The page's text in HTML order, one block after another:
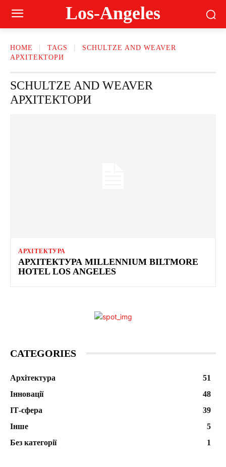
Los-Angeles
HOME TAGS
SCHULTZE AND WEAVER
АРХІТЕКТОРИ
SCHULTZE AND WEAVER
АРХІТЕКТОРИ
АРХІТЕКТУРА
АРХІТЕКТУРА MILLENNIUM BILTMORE
HOTEL LOS ANGELES
CATEGORIES
Архітектура
51
Інновації
48
ІТ-сфера
39
Інше
5
Без категорії
1